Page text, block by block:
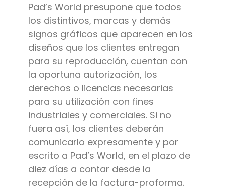
Pad’s World presupone que todos
los distintivos, marcas y demás
signos gráficos que aparecen en los
diseños que los clientes entregan
para su reproducción, cuentan con
la oportuna autorización, los
derechos o licencias necesarias
para su utilización con fines
industriales y comerciales. Si no
fuera así, los clientes deberán
comunicarlo expresamente y por
escrito a Pad’s World, en el plazo de
diez días a contar desde la
recepción de la factura-proforma.